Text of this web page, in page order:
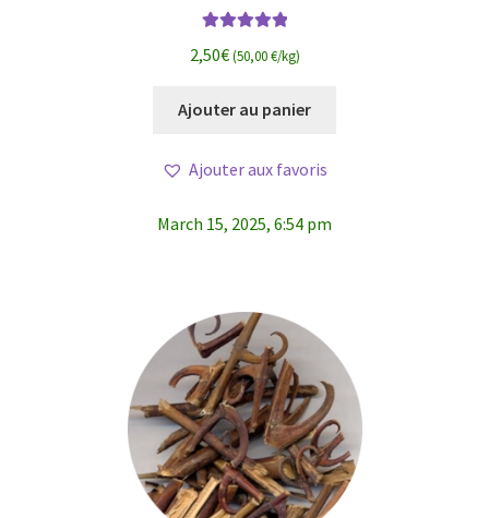
2,50€(50,00 €/kg)
Ajouter au panier
Ajouter aux favoris
March 15, 2025, 6:54 pm